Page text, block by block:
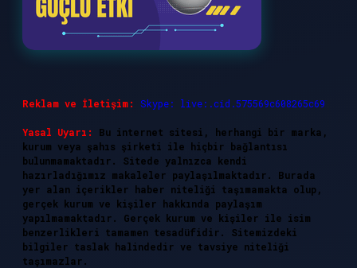
Reklam ve İletişim: Skype: live:.cid.575569c608265c69
Yasal Uyarı:
Bu internet sitesi, herhangi bir marka,
kurum veya şahıs şirketi ile hiçbir bağlantısı
bulunmamaktadır. Sitede yalnızca kendi
hazırladığımız makaleler paylaşılmaktadır. Burada
yer alan içerikler haber niteliği taşımamakta olup,
gerçek kurum ve kişiler hakkında paylaşım
yapılmamaktadır. Gerçek kurum ve kişiler ile isim
benzerlikleri tamamen tesadüfidir. Sitemizdeki
bilgiler taslak halindedir ve tavsiye niteliği
taşımazlar.